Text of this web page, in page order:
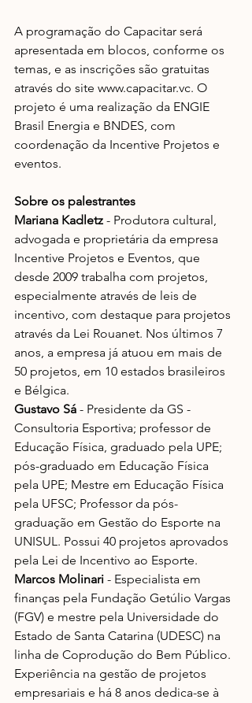
A programação do Capacitar será
apresentada em blocos, conforme os
temas, e as inscrições são gratuitas
através do site www.capacitar.vc. O
projeto é uma realização da ENGIE
Brasil Energia e BNDES, com
coordenação da Incentive Projetos e
eventos.
Sobre os palestrantes
Mariana Kadletz - Produtora cultural,
advogada e proprietária da empresa
Incentive Projetos e Eventos, que
desde 2009 trabalha com projetos,
especialmente através de leis de
incentivo, com destaque para projetos
através da Lei Rouanet. Nos últimos 7
anos, a empresa já atuou em mais de
50 projetos, em 10 estados brasileiros
e Bélgica.
Gustavo Sá - Presidente da GS -
Consultoria Esportiva; professor de
Educação Física, graduado pela UPE;
pós-graduado em Educação Física
pela UPE; Mestre em Educação Física
pela UFSC; Professor da pós-
graduação em Gestão do Esporte na
UNISUL. Possui 40 projetos aprovados
pela Lei de Incentivo ao Esporte.
Marcos Molinari - Especialista em
finanças pela Fundação Getúlio Vargas
(FGV) e mestre pela Universidade do
Estado de Santa Catarina (UDESC) na
linha de Coprodução do Bem Público.
Experiência na gestão de projetos
empresariais e há 8 anos dedica-se à